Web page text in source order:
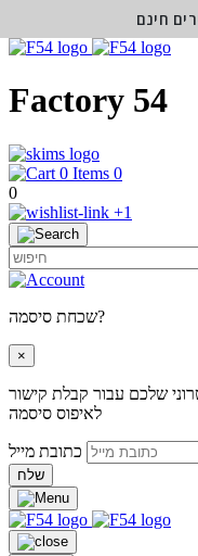
Factory 54
0
0
+1
שכחת סיסמה?
×
שלכם עבור קבלת קישור
לאיפוס סיסמה
שלח
חינם